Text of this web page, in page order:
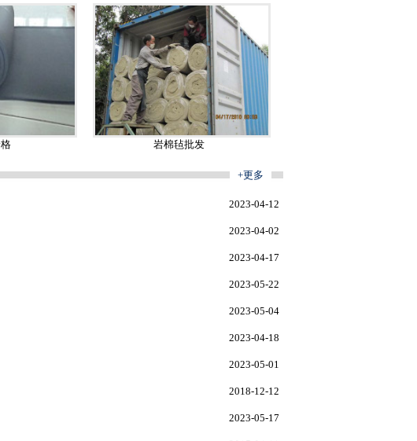
岩棉毡批发
+更多
2023-04-12
2023-04-02
2023-04-17
2023-05-22
2023-05-04
2023-04-18
2023-05-01
2018-12-12
2023-05-17